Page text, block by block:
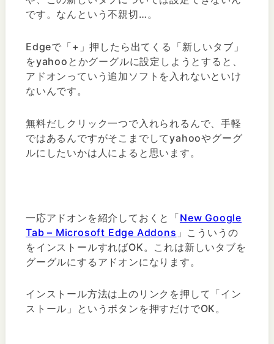
です。なんという不親切…。
Edgeで「+」押したら出てくる「新しいタブ」
をyahooとかグーグルに設定しようとすると、
アドオンっていう追加ソフトを入れないといけ
ないんです。
無料だしクリック一つで入れられるんで、手軽
ではあるんですがそこまでしてyahooやグーグ
ルにしたいかは人によると思います。
一応アドオンを紹介しておくと「New Google
Tab – Microsoft Edge Addons 」こういうの
をインストールすればOK。これは新しいタブを
グーグルにするアドオンになります。
インストール方法は上のリンクを押して「イン
ストール」というボタンを押すだけでOK。